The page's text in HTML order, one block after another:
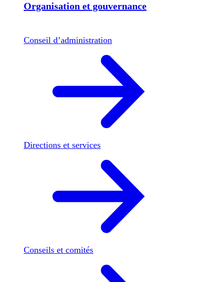
Organisation et gouvernance
Conseil d’administration
Directions et services
Conseils et comités